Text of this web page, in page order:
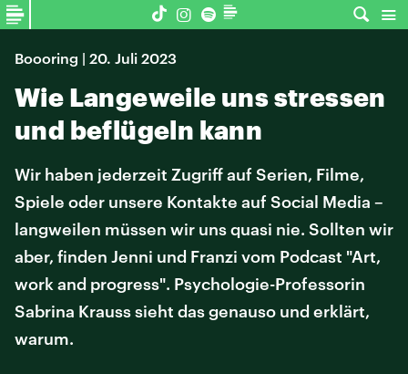
Boooring | 20. Juli 2023
Wie Langeweile uns stressen
und beflügeln kann
Wir haben jederzeit Zugriff auf Serien, Filme,
Spiele oder unsere Kontakte auf Social Media –
langweilen müssen wir uns quasi nie. Sollten wir
aber, finden Jenni und Franzi vom Podcast "Art,
work and progress". Psychologie-Professorin
Sabrina Krauss sieht das genauso und erklärt,
warum.